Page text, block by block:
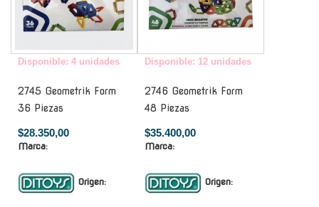
Disponible: 4 unidades
2745 Geometrik Form
36 Piezas
$28.350,00
Marca:
Origen:
Disponible: 12 unidades
2746 Geometrik Form
48 Piezas
$35.400,00
Marca:
Origen: